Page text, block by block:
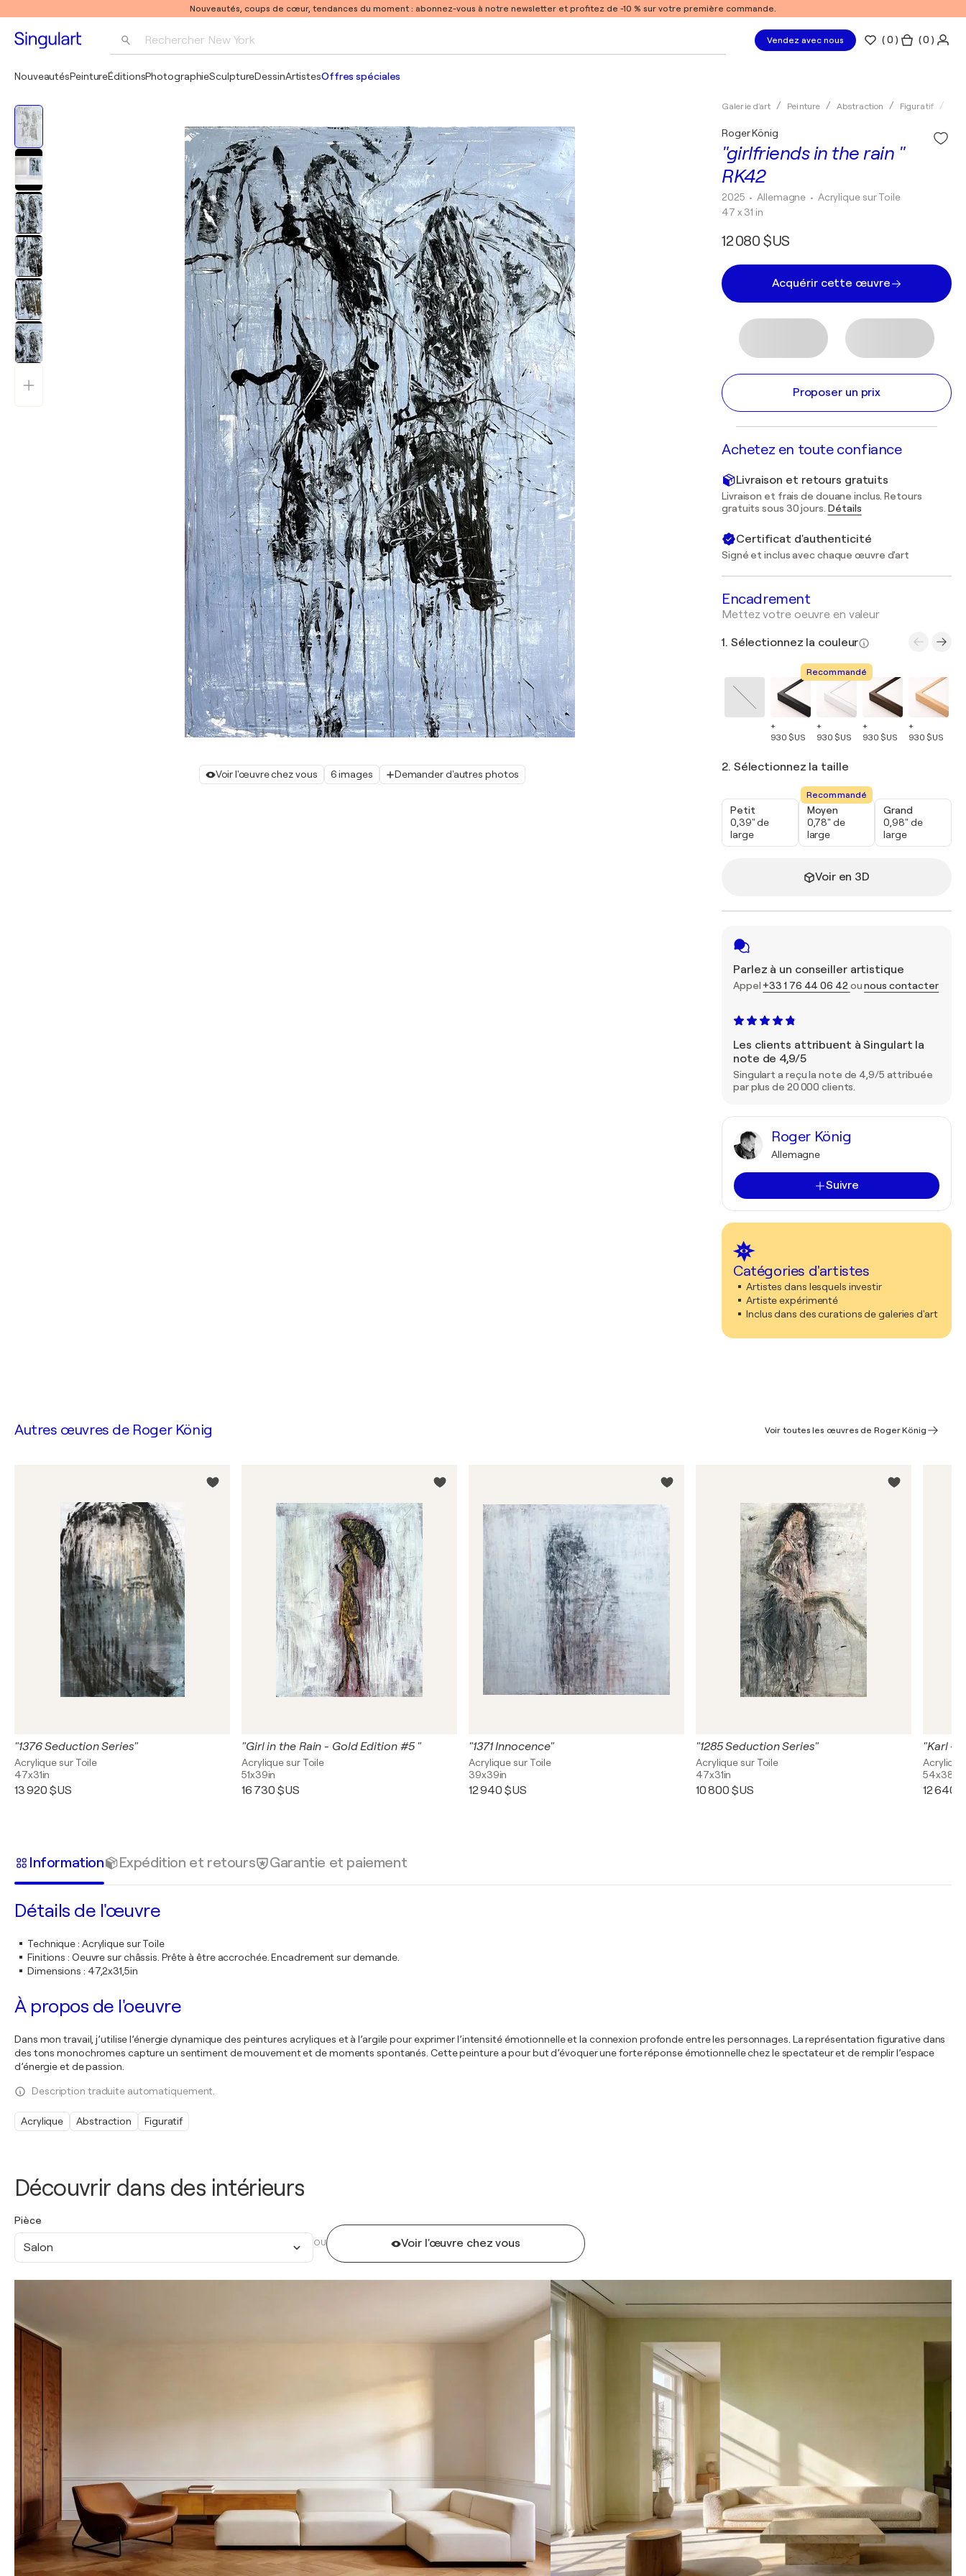
Nouveautés, coups de cœur, tendances du moment : abonnez-vous à notre newsletter et profitez de -10 % sur votre première commande.
Rechercher New York
Pablo Picasso
Vendez avec nous (0 ) ( 0 )
NouveautésPeintureÉditionsPhotographieSculptureDessinArtistesOffres spéciales
Voir l'œuvre chez vous 6 images Demander d'autres photos
Galerie d'art Peinture Abstraction Figuratif
"girlfriends in the rain "
RK42
Roger König
2025 • Allemagne • Acrylique sur Toile
47 x 31 in
12 080 $US
Acquérir cette œuvre
Proposer un prix
Achetez en toute confiance
Livraison et retours gratuits
Livraison et frais de douane inclus. Retours
gratuits sous 30 jours. Détails
Certificat d'authenticité
Signé et inclus avec chaque œuvre d'art
Encadrement
Mettez votre oeuvre en valeur
1. Sélectionnez la couleur
+
930 $US
Recommandé
+
930 $US
+
930 $US
+
930 $US
2. Sélectionnez la taille
Petit
0,39" de
large
Recommandé
Moyen
0,78" de
large
Grand
0,98" de
large
Voir en 3D
Parlez à un conseiller artistique
Appel +33 1 76 44 06 42 ounous contacter
Les clients attribuent à Singulart la
note de 4,9/5
Singulart a reçu la note de 4,9/5 attribuée
par plus de 20 000 clients.
Roger König
Allemagne
Suivre
Catégories d'artistes
Artistes dans lesquels investir
Artiste expérimenté
Inclus dans des curations de galeries d'art
Découvrir dans des intérieurs
Pièce
Salon OU Voir l'œuvre chez vous
Autres œuvres de Roger König Voir toutes les œuvres de Roger König
"1376 Seduction Series"
Acrylique sur Toile
47x31in
13 920 $US
"Girl in the Rain - Gold Edition #5 "
Acrylique sur Toile
51x39in
16 730 $US
"1371 Innocence"
Acrylique sur Toile
39x39in
12 940 $US
"1285 Seduction Series"
Acrylique sur Toile
47x31in
10 800 $US
"Karl -
54x38in
12 640
Information Expédition et retours Garantie et paiement
Détails de l'œuvre
Technique: Acrylique sur Toile
Finitions : Oeuvre sur châssis. Prête à être accrochée. Encadrement sur demande.
Dimensions : 47,2x31,5in
À propos de l'oeuvre
Dans mon travail, j’utilise l’énergie dynamique des peintures acryliques et à l’argile pour exprimer l’intensité émotionnelle et la connexion profonde entre les personnages. La représentation figurative dans
des tons monochromes capture un sentiment de mouvement et de moments spontanés. Cette peinture a pour but d’évoquer une forte réponse émotionnelle chez le spectateur et de remplir l’espace
d’énergie et de passion.
Description traduite automatiquement.
Acrylique Abstraction Figuratif